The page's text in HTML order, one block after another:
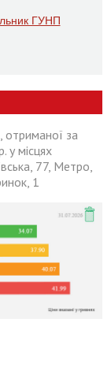
ГУНП
отриманої за
у місцях
77, Метро,
1